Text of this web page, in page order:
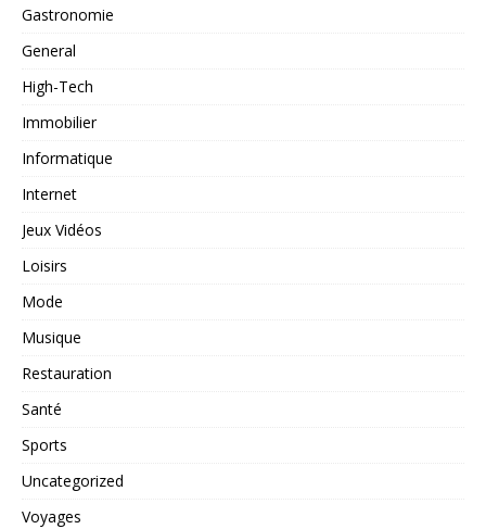
Gastronomie
General
High-Tech
Immobilier
Informatique
Internet
Jeux Vidéos
Loisirs
Mode
Musique
Restauration
Santé
Sports
Uncategorized
Voyages